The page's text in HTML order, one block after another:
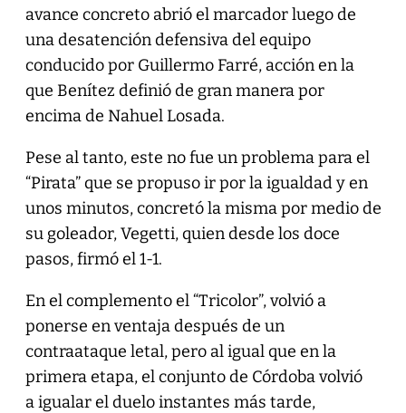
avance concreto abrió el marcador luego de
una desatención defensiva del equipo
conducido por Guillermo Farré, acción en la
que Benítez definió de gran manera por
encima de Nahuel Losada.
Pese al tanto, este no fue un problema para el
“Pirata” que se propuso ir por la igualdad y en
unos minutos, concretó la misma por medio de
su goleador, Vegetti, quien desde los doce
pasos, firmó el 1-1.
En el complemento el “Tricolor”, volvió a
ponerse en ventaja después de un
contraataque letal, pero al igual que en la
primera etapa, el conjunto de Córdoba volvió
a igualar el duelo instantes más tarde,